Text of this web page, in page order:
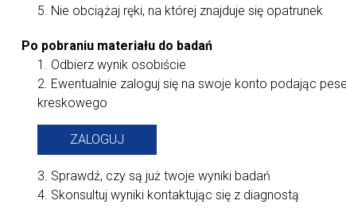
5. Nie obciążaj ręki, na której znajduje się opatrunek
Po pobraniu materiału do badań
1. Odbierz wynik osobiście
2. Ewentualnie zaloguj się na swoje konto podając
kreskowego
ZALOGUJ
3. Sprawdź, czy są już twoje wyniki badań
4. Skonsultuj wyniki kontaktując się z diagnostą